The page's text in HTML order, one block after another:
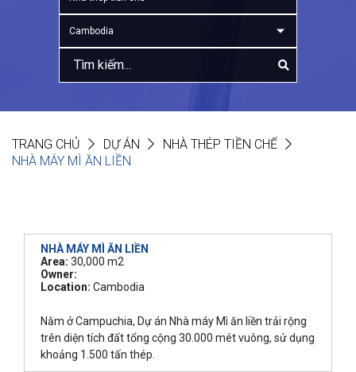
Cambodia
TRANG CHỦ DỰ ÁN
NHÀ THÉP TIỀN CHẾ
NHÀ MÁY MÌ ĂN LIỀN
NHÀ MÁY MÌ ĂN LIỀN
Area: 30,000 m2
Owner:
Location: Cambodia
Nằm ở Campuchia, Dự án Nhà máy Mì ăn liền trải rộng
trên diện tích đất tổng cộng 30.000 mét vuông, sử dụng
khoảng 1.500 tấn thép.